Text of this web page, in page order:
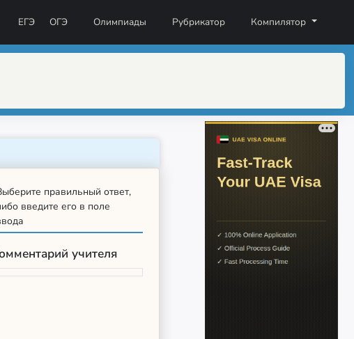
ЕГЭ ОГЭ Олимпиады Рубрикатор Компилятор
правильный ответ,
введите его в поле
учителя